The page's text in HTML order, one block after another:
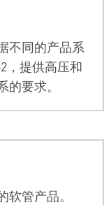
不同的产品系
，提供高压和
要求。
管产品。